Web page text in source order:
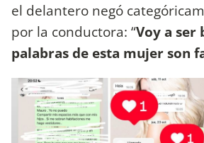
el delantero negó
por la conductora: “Voy a ser
palabras de esta mujer son